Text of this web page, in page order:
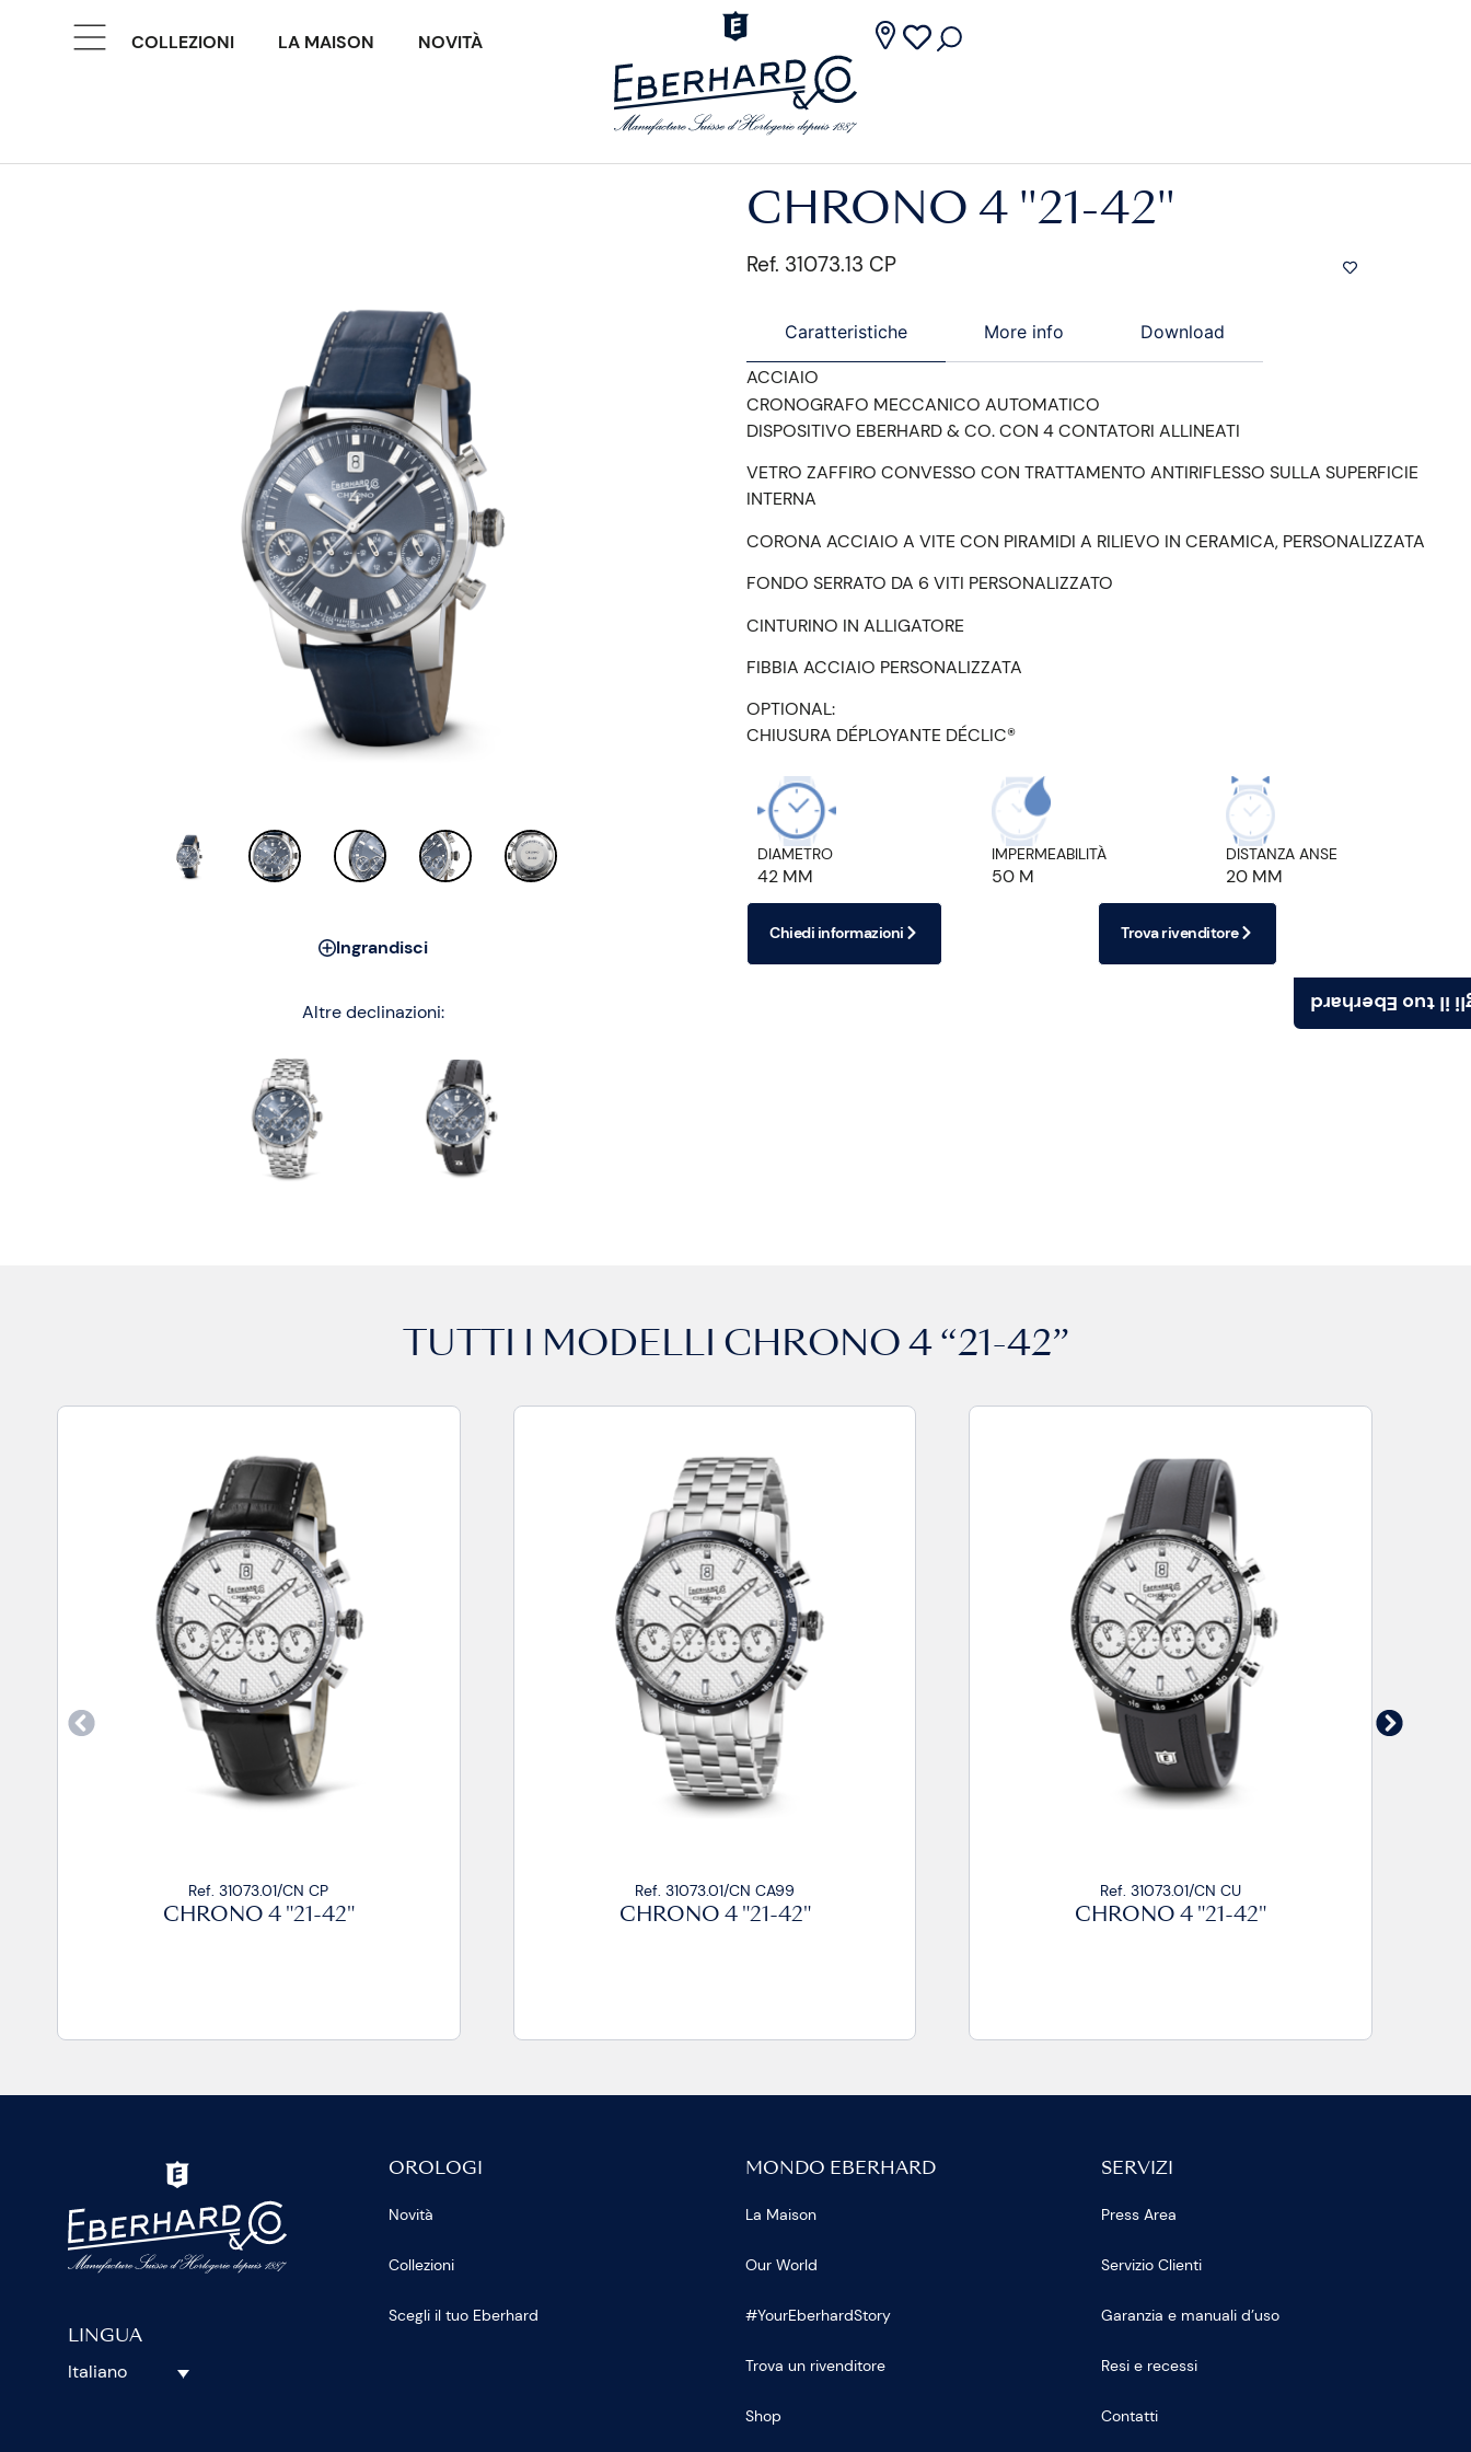
COLLEZIONI LA MAISON NOVITÀ
Scegli il tuo
Ingrandisci
Altre declinazioni:
CHRONO 4 "21-42"
Ref. 31073.13 CP
Caratteristiche More info Download
ACCIAIO
CRONOGRAFO MECCANICO AUTOMATICO
DISPOSITIVO EBERHARD & CO. CON 4 CONTATORI ALLINEATI
VETRO ZAFFIRO CONVESSO CON TRATTAMENTO ANTIRIFLESSO SULLA SUPERFICIE
INTERNA
CORONA ACCIAIO A VITE CON PIRAMIDI A RILIEVO IN CERAMICA, PERSONALIZZATA
FONDO SERRATO DA 6 VITI PERSONALIZZATO
CINTURINO IN ALLIGATORE
FIBBIA ACCIAIO PERSONALIZZATA
OPTIONAL:
CHIUSURA DÉPLOYANTE DÉCLIC®
DIAMETRO
42 MM
IMPERMEABILITÀ
50 M
DISTANZA ANSE
20 MM
Chiedi informazioni Trova rivenditore
TUTTI I MODELLI CHRONO 4 “21-42”
Ref. 31073.01/CN CA99
CHRONO 4 "21-42"
Ref. 31073.01/CN CU
CHRONO 4 "21-42"
Ref. 31073.02/CN CU
CHRONO 4 "21-42"
LINGUA
Italiano
OROLOGI
Novità
Collezioni
Scegli il tuo Eberhard
MONDO EBERHARD
La Maison
Our World
#YourEberhardStory
Trova un rivenditore
Shop
SERVIZI
Press Area
Servizio Clienti
Garanzia e manuali d’uso
Resi e recessi
Contatti